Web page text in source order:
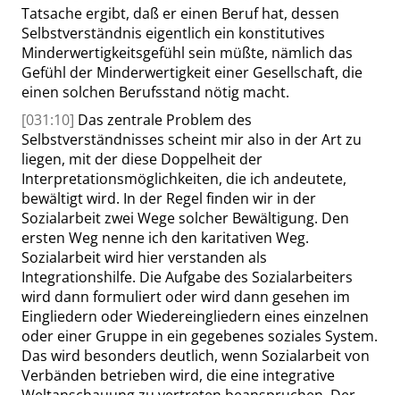
Tatsache ergibt, daß er einen Beruf hat, dessen
Selbstverständnis eigentlich ein konstitutives
Minderwertigkeitsgefühl sein müßte, nämlich das
Gefühl der Minderwertigkeit einer Gesellschaft, die
einen solchen Berufsstand nötig macht.
[031:10] Das zentrale Problem des
Selbstverständnisses scheint mir also in der Art zu
liegen, mit der diese Doppelheit der
Interpretationsmöglichkeiten, die ich andeutete,
bewältigt wird. In der Regel finden wir in der
Sozialarbeit zwei Wege solcher Bewältigung. Den
ersten Weg nenne ich den karitativen Weg.
Sozialarbeit wird hier verstanden als
Integrationshilfe. Die Aufgabe des Sozialarbeiters
wird dann formuliert oder wird dann gesehen im
Eingliedern oder Wiedereingliedern eines einzelnen
oder einer Gruppe in ein gegebenes soziales System.
Das wird besonders deutlich, wenn Sozialarbeit von
Verbänden betrieben wird, die eine integrative